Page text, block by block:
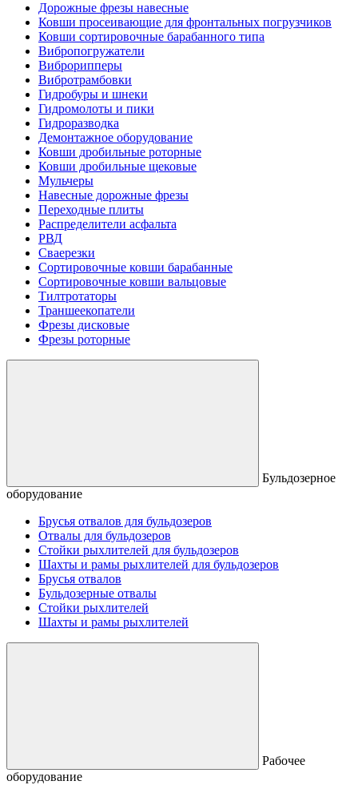
Дорожные фрезы навесные
Ковши просеивающие для фронтальных погрузчиков
Ковши сортировочные барабанного типа
Вибропогружатели
Виброрипперы
Вибротрамбовки
Гидробуры и шнеки
Гидромолоты и пики
Гидроразводка
Демонтажное оборудование
Ковши дробильные роторные
Ковши дробильные щековые
Мульчеры
Навесные дорожные фрезы
Переходные плиты
Распределители асфальта
РВД
Сваерезки
Сортировочные ковши барабанные
Сортировочные ковши вальцовые
Тилтротаторы
Траншеекопатели
Фрезы дисковые
Фрезы роторные
Бульдозерное
оборудование
Брусья отвалов для бульдозеров
Отвалы для бульдозеров
Стойки рыхлителей для бульдозеров
Шахты и рамы рыхлителей для бульдозеров
Брусья отвалов
Бульдозерные отвалы
Стойки рыхлителей
Шахты и рамы рыхлителей
Рабочее
оборудование